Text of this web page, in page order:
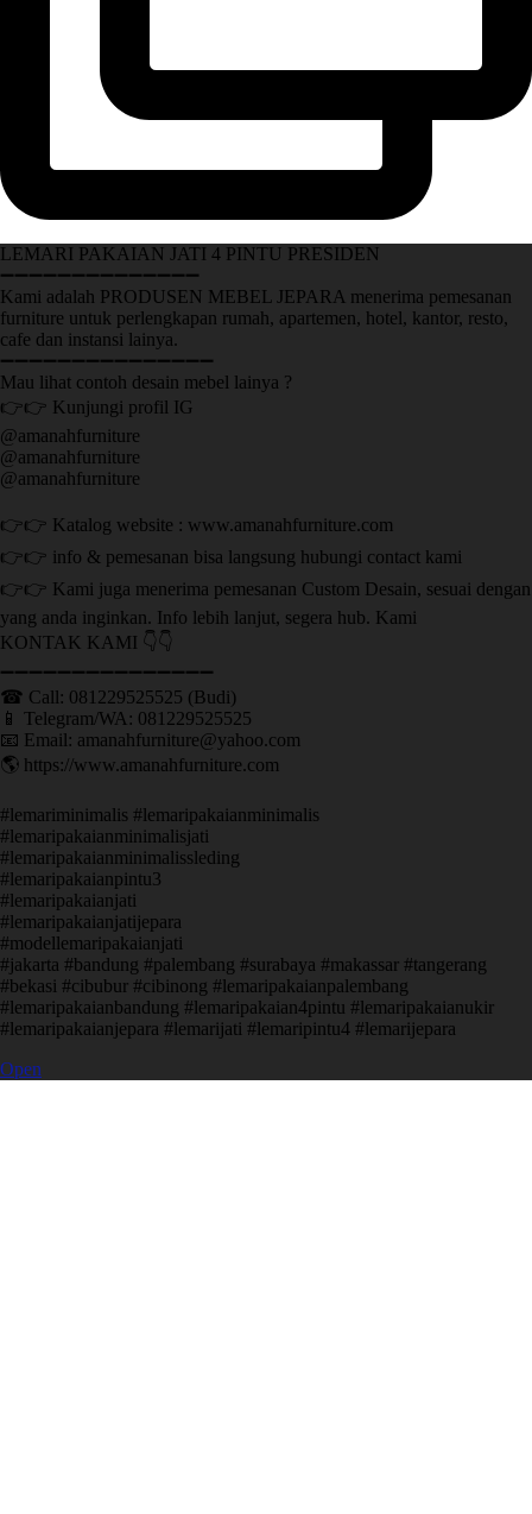
LEMARI PAKAIAN JATI 4 PINTU PRESIDEN
➖➖➖➖➖➖➖➖➖➖➖➖➖➖
Kami adalah PRODUSEN MEBEL JEPARA menerima pemesanan
furniture untuk perlengkapan rumah, apartemen, hotel, kantor, resto,
cafe dan instansi lainya.
➖➖➖➖➖➖➖➖➖➖➖➖➖➖➖
Mau lihat contoh desain mebel lainya ?
👉👉 Kunjungi profil IG
@amanahfurniture
@amanahfurniture
@amanahfurniture
👉👉 Katalog website : www.amanahfurniture.com
👉👉 info & pemesanan bisa langsung hubungi contact kami
👉👉 Kami juga menerima pemesanan Custom Desain, sesuai dengan
yang anda inginkan. Info lebih lanjut, segera hub. Kami
KONTAK KAMI 👇👇
➖➖➖➖➖➖➖➖➖➖➖➖➖➖➖ ㅤ
☎ Call: 081229525525 (Budi)
📱 Telegram/WA: 081229525525
📧 Email: amanahfurniture@yahoo.com
🌎 https://www.amanahfurniture.com
#lemariminimalis #lemaripakaianminimalis
#lemaripakaianminimalisjati
#lemaripakaianminimalissleding
#lemaripakaianpintu3
#lemaripakaianjati
#lemaripakaianjatijepara
#modellemaripakaianjati
#jakarta #bandung #palembang #surabaya #makassar #tangerang
#bekasi #cibubur #cibinong #lemaripakaianpalembang
#lemaripakaianbandung #lemaripakaian4pintu #lemaripakaianukir
#lemaripakaianjepara #lemarijati #lemaripintu4 #lemarijepara
Open